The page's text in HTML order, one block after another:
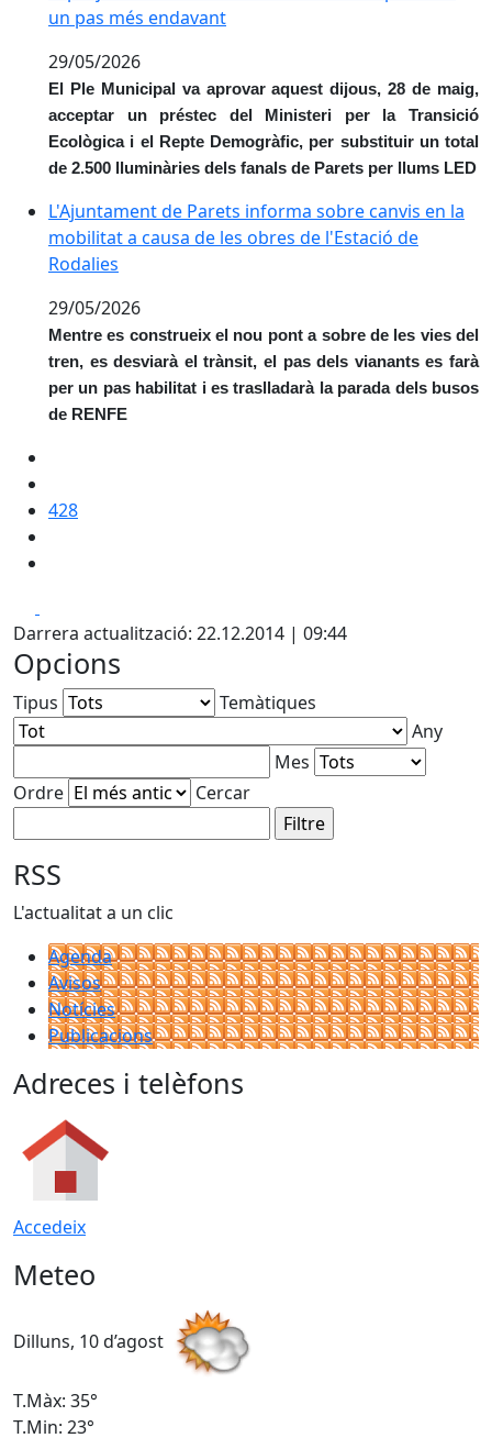
un pas més endavant
29/05/2026
El Ple Municipal va aprovar aquest dijous, 28 de maig,
acceptar un préstec del Ministeri per la Transició
Ecològica i el Repte Demogràfic, per substituir un total
de 2.500 lluminàries dels fanals de Parets per llums LED
L'Ajuntament de Parets informa sobre canvis en la
L'Ajuntament de Parets informa sobre canvis en la
mobilitat a causa de les obres de l'Estació de
Rodalies
29/05/2026
Mentre es construeix el nou pont a sobre de les vies del
tren, es desviarà el trànsit, el pas dels vianants es farà
per un pas habilitat i es traslladarà la parada dels busos
de RENFE
428
Darrera actualització: 22.12.2014 | 09:44
Opcions
Tipus
Temàtiques
Any
Mes
Ordre
Cercar
RSS
L'actualitat a un clic
Agenda
Avisos
Notícies
Publicacions
Adreces i telèfons
Accedeix
Meteo
Dilluns, 10 d’agost
T.Màx: 35°
T.Min: 23°